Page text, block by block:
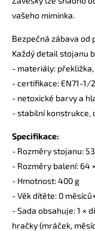
vašeho miminka.
Bezpečná zábava od
Každý detail stojanu
- materiály:
- certifikace: EN71-1/
- netoxické barvy a
- stabilní konstrukce,
Specifikace:
- Rozměry stojanu:
- Rozměry balení: 64
- Hmotnost: 400 g
- Věk dítěte: 0
- Sada obsahuje: 1 ×
hračky (mráček,